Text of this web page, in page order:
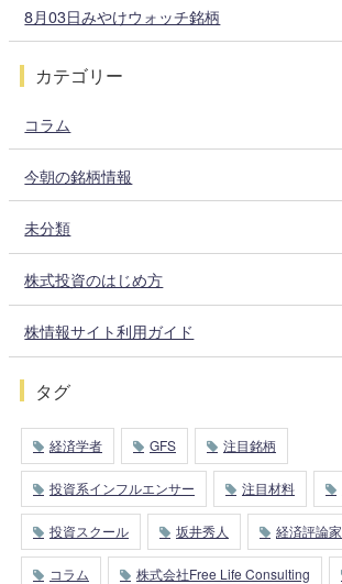
8月03日みやけウォッチ銘柄
カテゴリー
コラム
今朝の銘柄情報
未分類
株式投資のはじめ方
株情報サイト利用ガイド
タグ
経済学者 GFS 注目銘柄
投資系インフルエンサー 注目材料
投資スクール 坂井秀人 経済評論家
コラム 株式会社Free Life Consulting